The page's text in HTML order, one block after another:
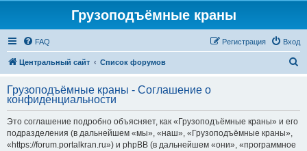
Грузоподъёмные краны
FAQ Вход
Регистрация
Центральный сайт Список форумов
с
Грузоподъёмные краны - Соглашение о
конфиденциальности
Это соглашение подробно объясняет, как «Грузоподъёмные краны» и его
подразделения (в дальнейшем «мы», «наш», «Грузоподъёмные краны»,
«https://forum.portalkran.ru») и phpBB (в дальнейшем «они», «программное